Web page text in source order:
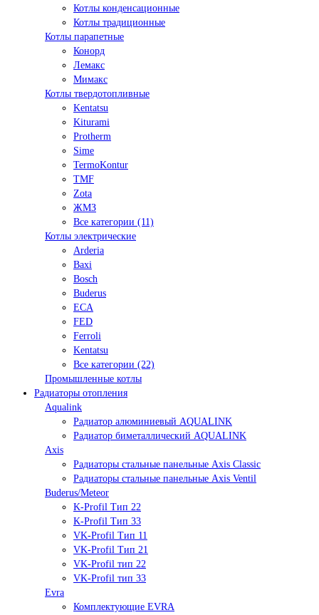
Котлы конденсационные
Котлы традиционные
Котлы парапетные
Конорд
Лемакс
Мимакс
Котлы твердотопливные
Kentatsu
Kiturami
Protherm
Sime
TermoKontur
TMF
Zota
ЖМЗ
Все категории (11)
Котлы электрические
Arderia
Baxi
Bosch
Buderus
ECA
FED
Ferroli
Kentatsu
Все категории (22)
Промышленные котлы
Радиаторы отопления
Aqualink
Радиатор алюминиевый AQUALINK
Радиатор биметаллический AQUALINK
Axis
Радиаторы стальные панельные Axis Classic
Радиаторы стальные панельные Axis Ventil
Buderus/Meteor
K-Profil Тип 22
K-Profil Тип 33
VK-Profil Тип 11
VK-Profil Тип 21
VK-Profil тип 22
VK-Profil тип 33
Evra
Комплектующие EVRA